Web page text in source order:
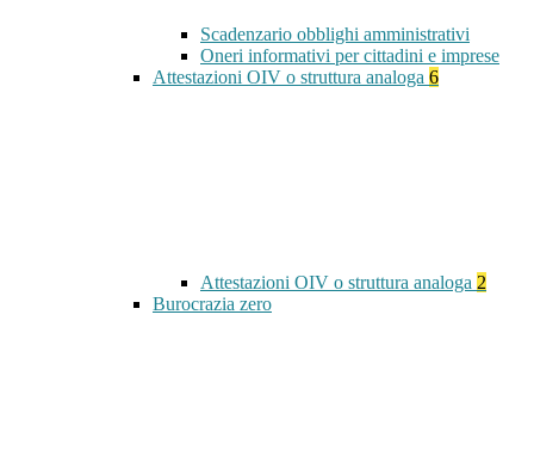
Scadenzario obblighi amministrativi
Oneri informativi per cittadini e imprese
Attestazioni OIV o struttura analoga 6
Attestazioni OIV o struttura analoga 2
Burocrazia zero